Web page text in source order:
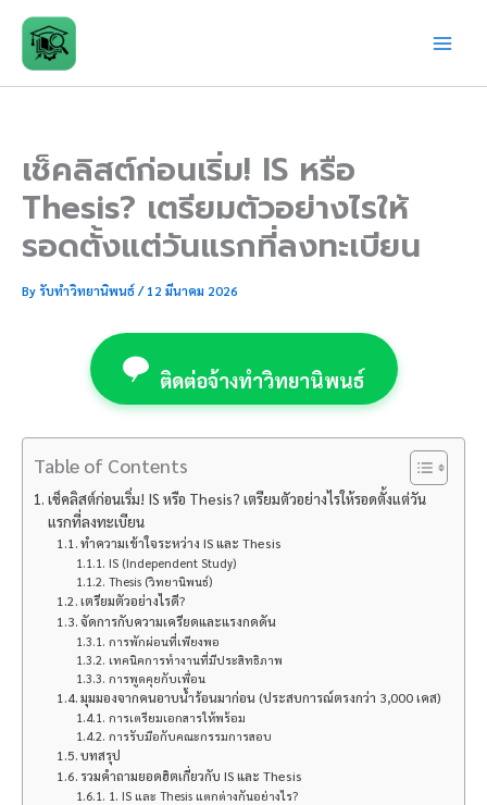
content
เช็คลิสต์ก่อนเริ่ม! IS หรือ
Thesis? เตรียมตัวอย่างไรให้
รอดตั้งแต่วันแรกที่ลงทะเบียน
Byรับทำวิทยานิพนธ์/12 มีนาคม 2026
ติดต่อจ้างทำวิทยานิพนธ์
Table of Contents
เช็คลิสต์ก่อนเริ่ม! IS หรือ Thesis? เตรียมตัวอย่างไรให้รอดตั้งแต่วัน
แรกที่ลงทะเบียน
ทำความเข้าใจระหว่าง IS และ Thesis
IS (Independent Study)
Thesis (วิทยานิพนธ์)
เตรียมตัวอย่างไรดี?
จัดการกับความเครียดและแรงกดดัน
การพักผ่อนที่เพียงพอ
เทคนิคการทำงานที่มีประสิทธิภาพ
การพูดคุยกับเพื่อน
มุมมองจากคนอาบน้ำร้อนมาก่อน (ประสบการณ์ตรงกว่า 3,000 เคส)
การเตรียมเอกสารให้พร้อม
การรับมือกับคณะกรรมการสอบ
บทสรุป
รวมคำถามยอดฮิตเกี่ยวกับ IS และ Thesis
1. IS และ Thesis แตกต่างกันอย่างไร?